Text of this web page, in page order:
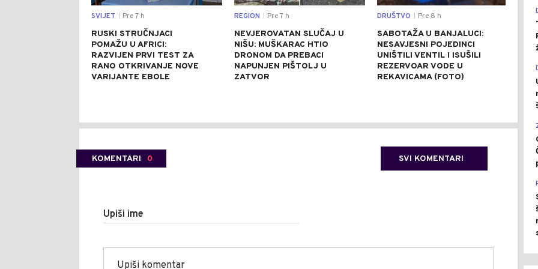
SVIJET Pre 7 h
RUSKI STRUČNJACI
POMAŽU U AFRICI:
RAZVIJEN PRVI TEST ZA
RANO OTKRIVANJE NOVE
VARIJANTE EBOLE
REGION Pre 7 h
NEVJEROVATAN SLUČAJ U
NIŠU: MUŠKARAC HTIO
DRONOM DA PREBACI
NAPUNJEN PIŠTOLJ U
ZATVOR
DRUŠTVO Pre 8 h
SABOTAŽA U BANJALUCI:
NESAVJESNI POJEDINCI
UNIŠTILI VENTIL I ISUŠILI
REZERVOAR VODE U
REKAVICAMA (FOTO)
KOMENTARI 0 SVI KOMENTARI
Upiši ime